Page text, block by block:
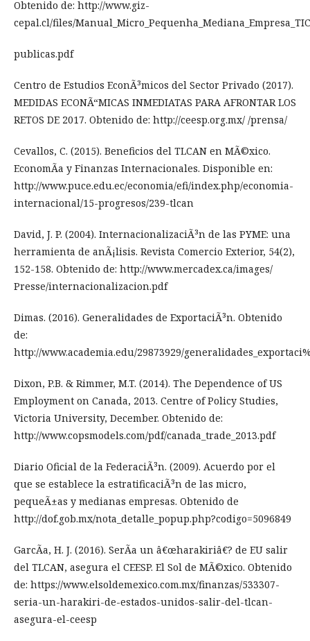
Obtenido de: http://www.giz-
cepal.cl/files/
publicas.pdf
Centro de Estudios EconÃ³micos del Sector Privado (2017).
MEDIDAS ECONÃ“MICAS INMEDIATAS PARA AFRONTAR LOS
RETOS DE 2017. Obtenido de: http://ceesp.org.mx/ /prensa/
Cevallos, C. (2015). Beneficios del TLCAN en MÃ©xico.
EconomÃ­a y Finanzas Internacionales. Disponible en:
http://www.puce.edu.ec/economia/efi/index.php/economia-
internacional/15-progresos/239-tlcan
David, J. P. (2004). InternacionalizaciÃ³n de las PYME: una
herramienta de anÃ¡lisis. Revista Comercio Exterior, 54(2),
152-158. Obtenido de: http://www.mercadex.ca/images/
Presse/internacionalizacion.pdf
Dimas. (2016). Generalidades de ExportaciÃ³n. Obtenido
de:
http://www.academia.edu/29873929/
Dixon, P.B. & Rimmer, M.T. (2014). The Dependence of US
Employment on Canada, 2013. Centre of Policy Studies,
Victoria University, December. Obtenido de:
http://www.copsmodels.com/pdf/canada_trade_2013.pdf
Diario Oficial de la FederaciÃ³n. (2009). Acuerdo por el
que se establece la estratificaciÃ³n de las micro,
pequeÃ±as y medianas empresas. Obtenido de
http://dof.gob.mx/nota_detalle_popup.php?codigo=5096849
GarcÃ­a, H. J. (2016). SerÃ­a un â€œharakiriâ€? de EU salir
del TLCAN, asegura el CEESP. El Sol de MÃ©xico. Obtenido
de: https://www.elsoldemexico.com.mx/finanzas/533307-
seria-un-harakiri-de-estados-unidos-salir-del-tlcan-
asegura-el-ceesp